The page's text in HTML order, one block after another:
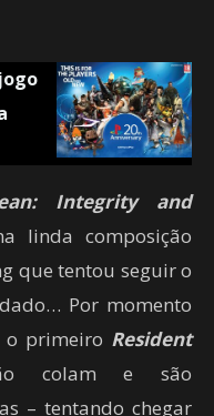
Integrity and
linda composição
que tentou seguir o
Por momento
o primeiro Resident
colam e são
– tentando chegar